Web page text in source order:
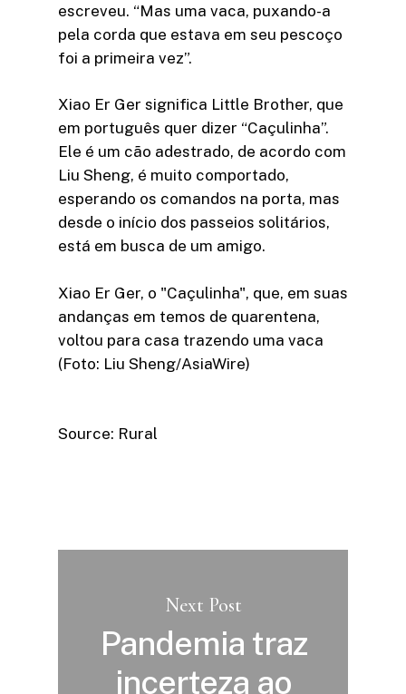
escreveu. “Mas uma vaca, puxando-a
pela corda que estava em seu pescoço
foi a primeira vez”.
Xiao Er Ger significa Little Brother, que
em português quer dizer “Caçulinha”.
Ele é um cão adestrado, de acordo com
Liu Sheng, é muito comportado,
esperando os comandos na porta, mas
desde o início dos passeios solitários,
está em busca de um amigo.
Xiao Er Ger, o "Caçulinha", que, em suas
andanças em temos de quarentena,
voltou para casa trazendo uma vaca
(Foto: Liu Sheng/AsiaWire)
Source: Rural
Next Post
Pandemia traz
incerteza ao